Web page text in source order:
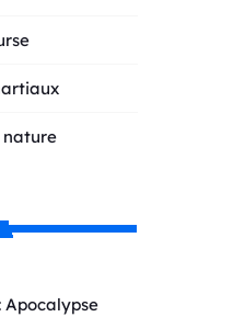
nature
Apocalypse